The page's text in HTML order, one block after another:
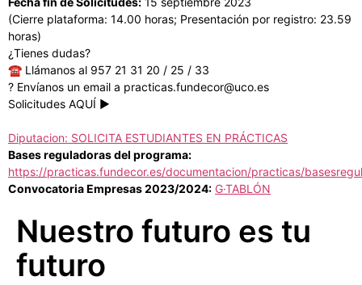
(Cierre plataforma: 14.00 horas; Presentación por registro: 23.59
horas)
¿Tienes dudas?
☎️ Llámanos al 957 21 31 20 / 25 / 33
? Envíanos un email a practicas.fundecor@uco.es
Solicitudes AQUÍ ▶️
Diputacion: SOLICITA ESTUDIANTES EN PRÁCTICAS
Bases reguladoras del programa:
https://practicas.fundecor.es/documentacion/practicas/
Convocatoria Empresas 2023/2024: G·TABLÓN
Nuestro futuro es tu
futuro